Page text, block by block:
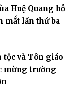
Huệ Quang hỗ
mắt lần thứ ba
tộc và Tôn giáo
mừng trường